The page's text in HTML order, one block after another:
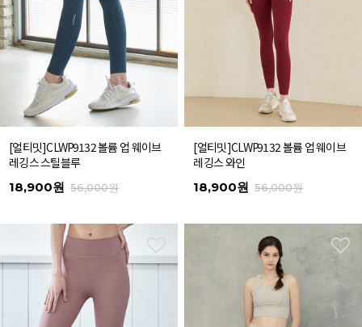
[얼티밋]CLWP9132 볼륨 업 웨이브
레깅스 스틸블루
18,900원 56,000원
[얼티밋]CLWP9132 볼륨 업 웨이브
레깅스 와인
18,900원 56,000원